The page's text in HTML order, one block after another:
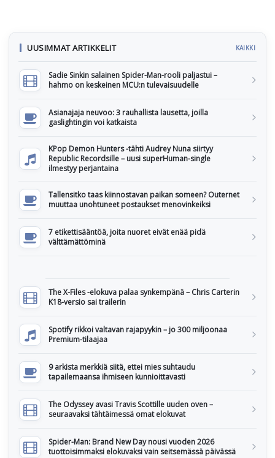
UUSIMMAT ARTIKKELIT KAIKKI
Sadie Sinkin salainen Spider-Man-rooli paljastui –
hahmo on keskeinen MCU:n tulevaisuudelle
Asianajaja neuvoo: 3 rauhallista lausetta, joilla
gaslightingin voi katkaista
KPop Demon Hunters -tähti Audrey Nuna siirtyy
Republic Recordsille – uusi superHuman-single
ilmestyy perjantaina
Tallensitko taas kiinnostavan paikan someen? Outernet
muuttaa unohtuneet postaukset menovinkeiksi
7 etikettisääntöä, joita nuoret eivät enää pidä
välttämättöminä
The X-Files -elokuva palaa synkempänä – Chris Carterin
K18-versio sai trailerin
Spotify rikkoi valtavan rajapyykin – jo 300 miljoonaa
Premium-tilaajaa
9 arkista merkkiä siitä, ettei mies suhtaudu
tapailemaansa ihmiseen kunnioittavasti
The Odyssey avasi Travis Scottille uuden oven –
seuraavaksi tähtäimessä omat elokuvat
Spider-Man: Brand New Day nousi vuoden 2026
tuottoisimmaksi elokuvaksi vain seitsemässä päivässä